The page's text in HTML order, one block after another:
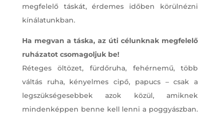
megfelelő táskát, érdemes időben körülnézni
kínálatunkban.
Ha megvan a táska, az úti célunknak megfelelő
ruházatot csomagoljuk be!
Réteges öltözet, fürdőruha, fehérnemű, több
váltás ruha, kényelmes cipő, papucs – csak a
legszükségesebbek azok közül, amiknek
mindenképpen benne kell lenni a poggyászban.